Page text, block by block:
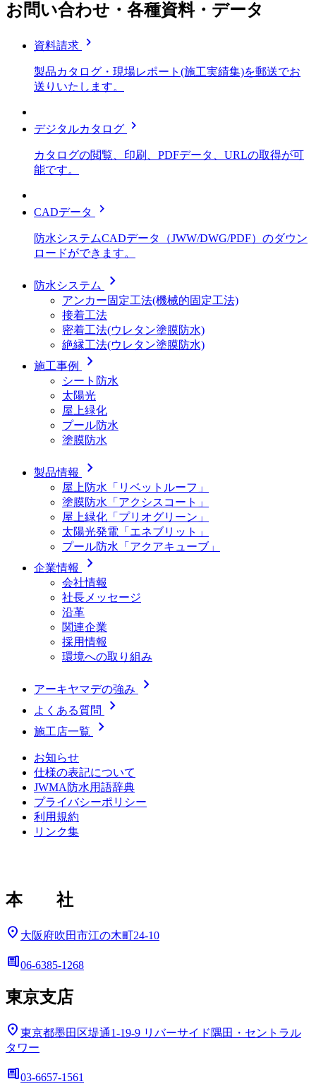
お問い合わせ・各種資料・データ
資料請求 chevron_right
製品カタログ・現場レポート(施工実績集)を郵送でお
送りいたします。
デジタルカタログ chevron_right
カタログの閲覧、印刷、PDFデータ、URLの取得が可
能です。
CADデータ chevron_right
防水システムCADデータ（JWW/DWG/PDF）のダウン
ロードができます。
防水システム chevron_right
アンカー固定工法(機械的固定工法)
接着工法
密着工法(ウレタン塗膜防水)
絶縁工法(ウレタン塗膜防水)
施工事例
chevron_right
シート防水
太陽光
屋上緑化
プール防水
塗膜防水
製品情報 chevron_right
屋上防水「リベットルーフ」
塗膜防水「アクシスコート」
屋上緑化「プリオグリーン」
太陽光発電「エネブリット」
プール防水「アクアキューブ」
企業情報
chevron_right
会社情報
社長メッセージ
沿革
関連企業
採用情報
環境への取り組み
アーキヤマデの強み chevron_right
よくある質問 chevron_right
施工店一覧 chevron_right
お知らせ
仕様の表記について
JWMA防水用語辞典
プライバシーポリシー
利用規約
リンク集
本 社
location_on 大阪府吹田市江の木町24-10
deskphone06-6385-1268
東京支店
location_on 東京都墨田区堤通1-19-9 リバーサイド隅田・セントラル
タワー
deskphone03-6657-1561